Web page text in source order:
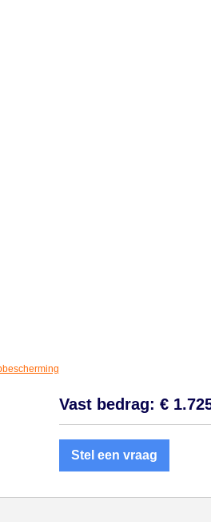
Vast bedrag: €
Stel een vraag